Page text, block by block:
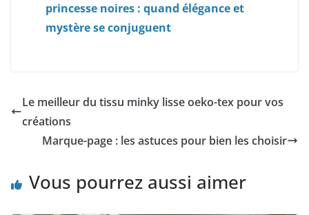
princesse noires : quand élégance et
mystère se conjuguent
Le meilleur du tissu minky lisse oeko-tex pour vos
créations
Marque-page : les astuces pour bien les choisir
Vous pourrez aussi aimer